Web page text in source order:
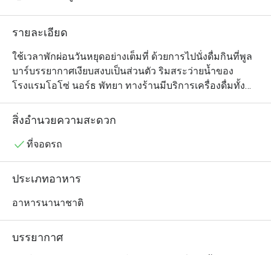
รายละเอียด
ใช้เวลาพักผ่อนวันหยุดอย่างเต็มที่ ด้วยการไปนั่งดื่มกินที่พูล
บาร์บรรยากาศเงียบสงบเป็นส่วนตัว ริมสระว่ายน้ำของ
โรงแรมโอโซ่ นอร์ธ พัทยา ทางร้านมีบริการเครื่องดื่มทั้ง
ค็อกเทลสูตรพิเศษและอีกมากมาย รวมถึงมีเมนูอาหารว่าง
และมื้ออร่อยในสไตล์ไทยและตะวันตกให้เลือกอิ่มท้องได้
โรงแรม แนะนำพาสต้าไส้กรอกอีสานและเบคอนผัดพริก
แซลมอนย่าง
สิ่งอำนวยความสะดวก
ที่จอดรถ
ประเภทอาหาร
อาหารนานาชาติ
บรรยากาศ